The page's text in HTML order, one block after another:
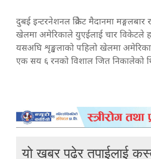
दुबई इन्टरनेशनल क्रिकेट मैदानमा मङ्गलबार
खेलमा अमेरिकाले युएईलाई चार विकेटले
यसअघि शृङ्खलाको पहिलो खेलमा
एक सय ६ रनको विशाल जित निकालेको
यो खबर पढेर तपाईलाई